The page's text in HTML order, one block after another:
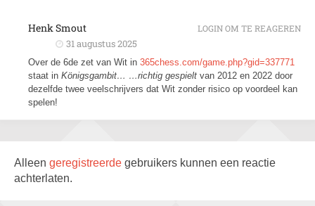
Henk Smout
31 augustus 2025
Over de 6de zet van Wit in 365chess.com/game.php?gid=337771
staat in Königsgambit… …richtig gespielt van 2012 en 2022 door
dezelfde twee veelschrijvers dat Wit zonder risico op voordeel kan
spelen!
LOGIN OM TE REAGEREN
Alleen geregistreerde gebruikers kunnen een reactie
achterlaten.